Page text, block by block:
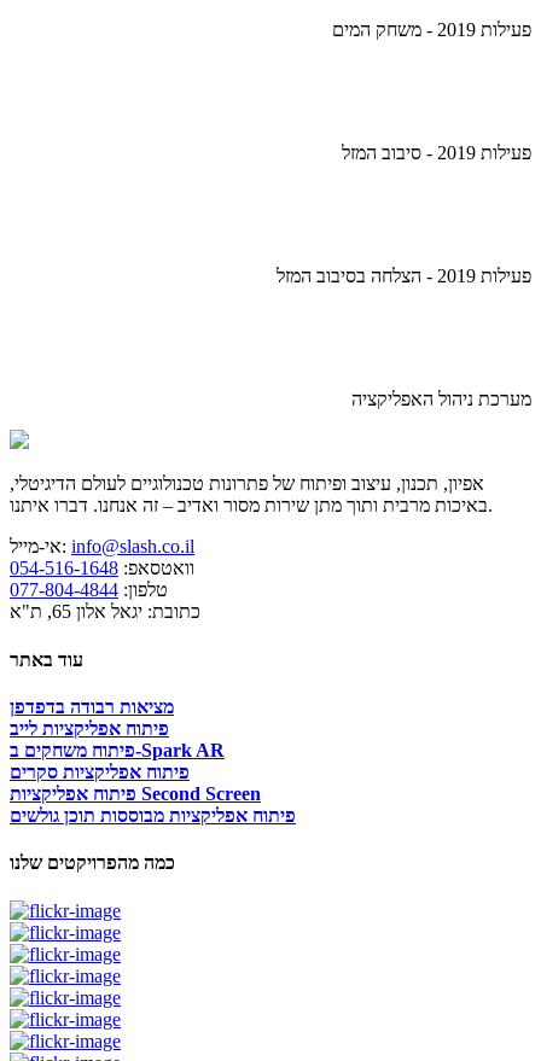
פעילות 2019 - משחק המים
פעילות 2019 - סיבוב המזל
פעילות 2019 - הצלחה בסיבוב המזל
מערכת ניהול האפליקציה
אפיון, תכנון, עיצוב ופיתוח של פתרונות טכנולוגיים לעולם הדיגיטלי,
באיכות מרבית ותוך מתן שירות מסור ואדיב – זה אנחנו. דברו איתנו.
אי-מייל: info@slash.co.il
וואטסאפ: 054-516-1648
טלפון: 077-804-4844
כתובת: יגאל אלון 65, ת"א
עוד באתר
מציאות רבודה בדפדפן
פיתוח אפליקציות לייב
פיתוח משחקים ב-Spark AR
פיתוח אפליקציות סקרים
פיתוח אפליקציות Second Screen
פיתוח אפליקציות מבוססות תוכן גולשים
כמה מהפרויקטים שלנו